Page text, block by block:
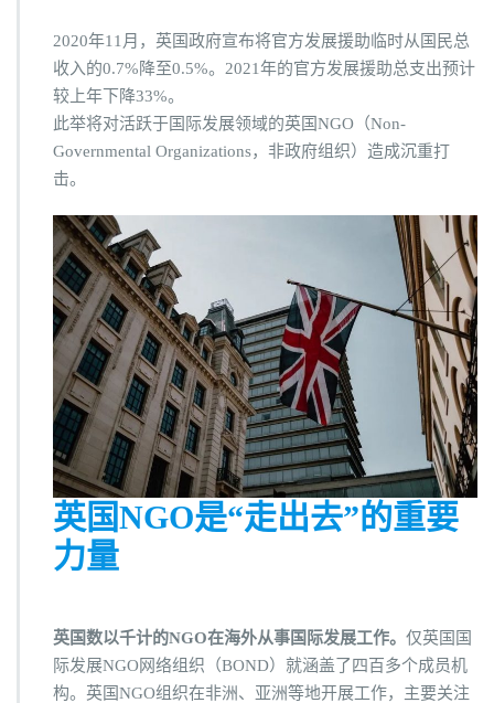
2020年11月，英国政府宣布将官方发展援助临时从国民总
收入的0.7%降至0.5%。2021年的官方发展援助总支出预计
较上年下降33%。
此举将对活跃于国际发展领域的英国NGO（Non-
Governmental Organizations，非政府组织）造成沉重打
击。
英国NGO是“走出去”的重要
力量
英国数以千计的NGO在海外从事国际发展工作。 仅英国国
际发展NGO网络组织（BOND）就涵盖了四百多个成员机
构。英国NGO组织在非洲、亚洲等地开展工作，主要关注